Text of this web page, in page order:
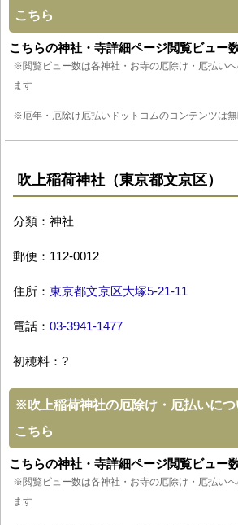
こちら
こちらの神社・寺詳細ページ閲覧ビュー
※閲覧ビュー数は各神社・お寺の厄除け・厄払い
ます
※厄年・厄除け厄払いドットコムのコンテンツは
吹上稲荷神社（東京都文京区）
分類：神社
郵便：112-0012
住所： 東京都文京区大塚5-21-11
電話： 03-3941-1477
初穂料：?
※吹上稲荷神社の厄除け・厄払いに
こちら
こちらの神社・寺詳細ページ閲覧ビュー
※閲覧ビュー数は各神社・お寺の厄除け・厄払い
ます